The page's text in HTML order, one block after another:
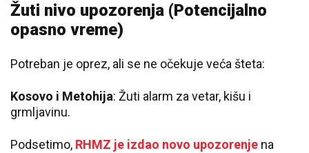
Žuti nivo upozorenja (Potencijalno
opasno vreme)
Potreban je oprez, ali se ne očekuje veća šteta:
Kosovo i Metohija: Žuti alarm za vetar, kišu i
grmljavinu.
Podsetimo, RHMZ je izdao novo upozorenje na